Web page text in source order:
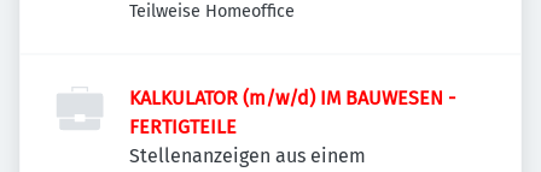
Teilweise Homeoffice
KALKULATOR (m/w/d) IM BAUWESEN -
FERTIGTEILE
Stellenanzeigen aus einem